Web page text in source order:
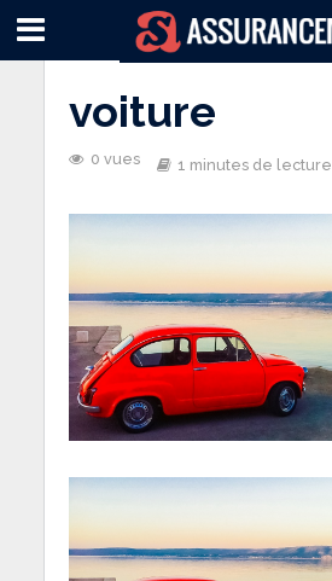
voiture
0 vues 1 minutes de lecture